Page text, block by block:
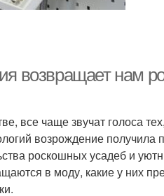
возвращает нам
все чаще звучат голоса
возрождение получила
роскошных усадеб и
в моду, какие у них